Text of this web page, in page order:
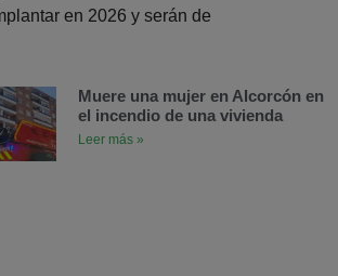
en 2026 y serán de
Muere una mujer en Alcorcón en
el incendio de una vivienda
Leer más »